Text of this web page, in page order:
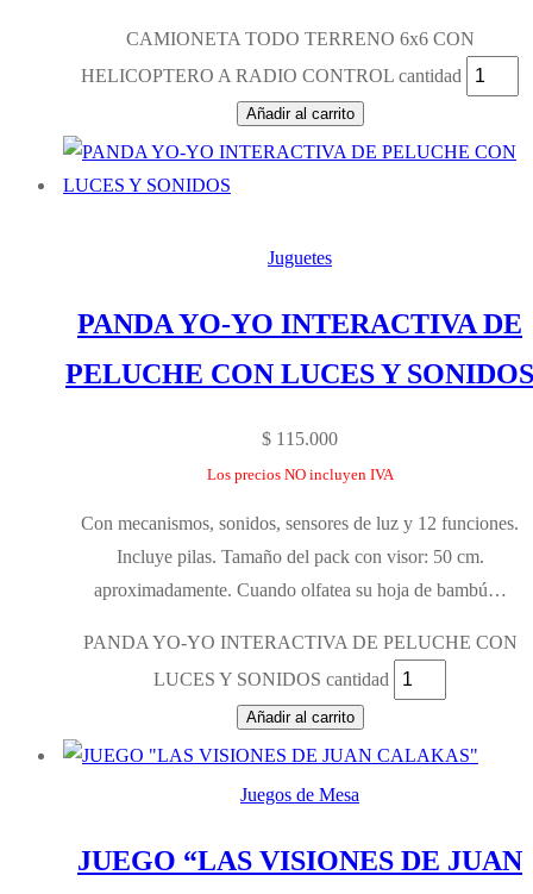
CAMIONETA TODO TERRENO 6x6 CON
HELICOPTERO A RADIO CONTROL cantidad
Añadir al carrito
Juguetes
PANDA YO-YO INTERACTIVA DE
PELUCHE CON LUCES Y SONIDOS
$ 115.000
Los precios NO incluyen IVA
Con mecanismos, sonidos, sensores de luz y 12 funciones.
Incluye pilas. Tamaño del pack con visor: 50 cm.
aproximadamente. Cuando olfatea su hoja de bambú…
PANDA YO-YO INTERACTIVA DE PELUCHE CON
LUCES Y SONIDOS cantidad
Añadir al carrito
Juegos de Mesa
JUEGO “LAS VISIONES DE JUAN